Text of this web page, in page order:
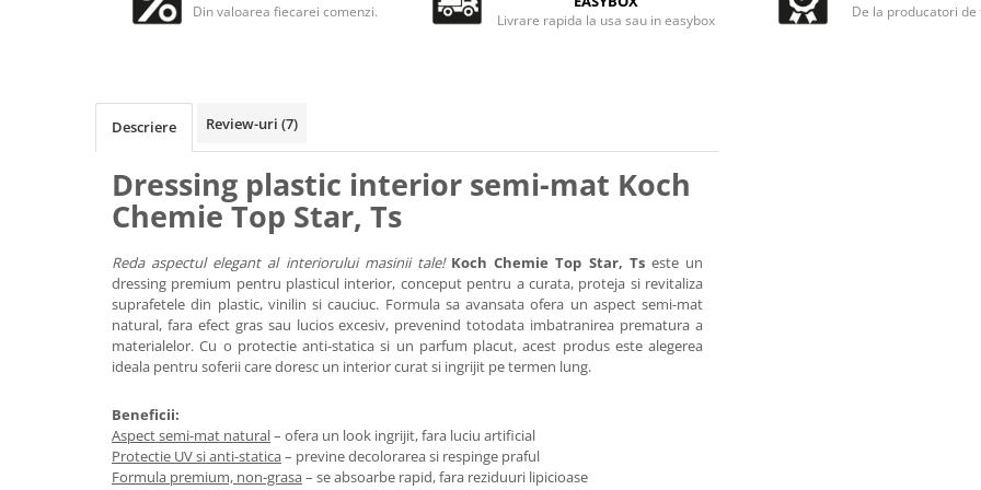
DETAILING RAPID EXTERIOR
ACCESORII EXTERIOR
CONSUMABILE AUTO
Din valoarea fiecarei comenzi. Livrare rapida la usa sau in easybox De la producatori de
Descriere Review-uri (7)
Dressing plastic interior semi-mat Koch
Chemie Top Star, Ts
Reda aspectul elegant al interiorului masinii tale! Koch Chemie Top Star, Ts este un
dressing premium pentru plasticul interior, conceput pentru a curata, proteja si revitaliza
suprafetele din plastic, vinilin si cauciuc. Formula sa avansata ofera un aspect semi-mat
natural, fara efect gras sau lucios excesiv, prevenind totodata imbatranirea prematura a
materialelor. Cu o protectie anti-statica si un parfum placut, acest produs este alegerea
ideala pentru soferii care doresc un interior curat si ingrijit pe termen lung.
Beneficii:
Aspect semi-mat natural– ofera un look ingrijit, fara luciu artificial
Protectie UV si anti-statica– previne decolorarea si respinge praful
Formula premium, non-grasa– se absoarbe rapid, fara reziduuri lipicioase